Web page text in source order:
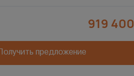
919 400
Получить предложение